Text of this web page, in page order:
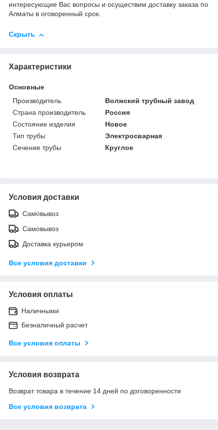
интересующие Вас вопросы и осуществим доставку заказа по
Алматы в оговоренный срок.
Скрыть
Характеристики
Основные
Производитель
Волжский трубный завод
Страна производитель
Россия
Состояние изделия
Новое
Тип трубы
Электросварная
Сечение трубы
Круглое
Условия доставки
Самовывоз
Самовывоз
Доставка курьером
Все условия доставки
Условия оплаты
Наличными
Безналичный расчет
Все условия оплаты
Условия возврата
Возврат товара в течение 14 дней по договоренности
Все условия возврата